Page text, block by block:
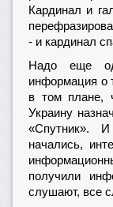
Кардинал и
- и кардинал
Надо еще
информация о
в том плане,
Украину
«Спутник».
начались,
получили
слушают, все